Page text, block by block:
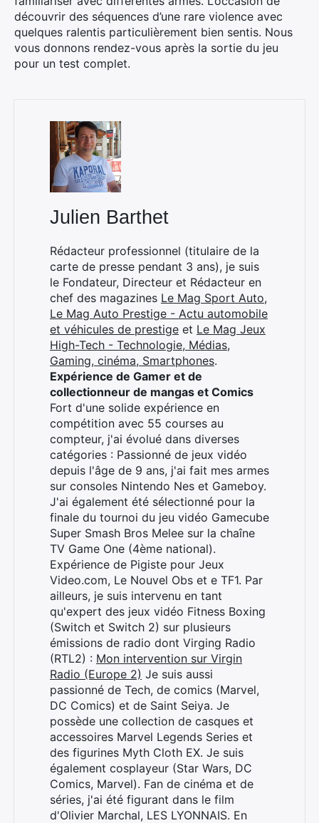
découvrir des séquences d’une rare violence avec
quelques ralentis particulièrement bien sentis. Nous
vous donnons rendez-vous après la sortie du jeu
pour un test complet.
Julien Barthet
Rédacteur professionnel (titulaire de la
carte de presse pendant 3 ans), je suis
le Fondateur, Directeur et Rédacteur en
chef des magazines Le Mag Sport Auto,
Le Mag Auto Prestige - Actu automobile
et véhicules de prestige et Le Mag Jeux
High-Tech - Technologie, Médias,
Gaming, cinéma, Smartphones.
Expérience de Gamer et de
collectionneur de mangas et Comics
Fort d'une solide expérience en
compétition avec 55 courses au
compteur, j'ai évolué dans diverses
catégories : Passionné de jeux vidéo
depuis l'âge de 9 ans, j'ai fait mes armes
sur consoles Nintendo Nes et Gameboy.
J'ai également été sélectionné pour la
finale du tournoi du jeu vidéo Gamecube
Super Smash Bros Melee sur la chaîne
TV Game One (4ème national).
Expérience de Pigiste pour Jeux
Video.com, Le Nouvel Obs et e TF1. Par
ailleurs, je suis intervenu en tant
qu'expert des jeux vidéo Fitness Boxing
(Switch et Switch 2) sur plusieurs
émissions de radio dont Virging Radio
(RTL2) : Mon intervention sur Virgin
Radio (Europe 2) Je suis aussi
passionné de Tech, de comics (Marvel,
DC Comics) et de Saint Seiya. Je
possède une collection de casques et
accessoires Marvel Legends Series et
des figurines Myth Cloth EX. Je suis
également cosplayeur (Star Wars, DC
Comics, Marvel). Fan de cinéma et de
séries, j'ai été figurant dans le film
d'Olivier Marchal, LES LYONNAIS. En
Rechercher